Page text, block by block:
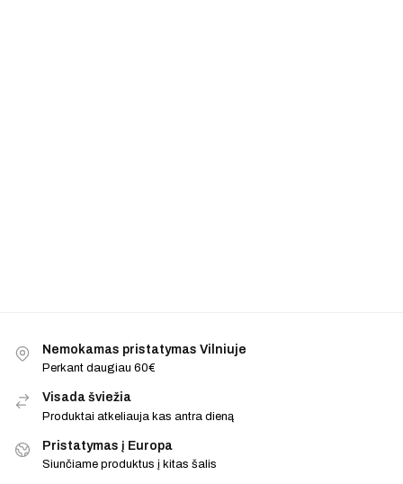
Nemokamas pristatymas Vilniuje
Perkant daugiau 60€
Visada šviežia
Produktai atkeliauja kas antra dieną
Pristatymas į Europa
Siunčiame produktus į kitas šalis